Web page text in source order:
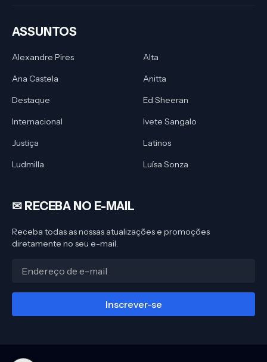
ASSUNTOS
Alexandre Pires
Alta
Ana Castela
Anitta
Destaque
Ed Sheeran
Internacional
Ivete Sangalo
Justiça
Latinos
Ludmilla
Luísa Sonza
✉︎ RECEBA NO E-MAIL
Receba todas as nossas atualizações e promoções
diretamente no seu e-mail.